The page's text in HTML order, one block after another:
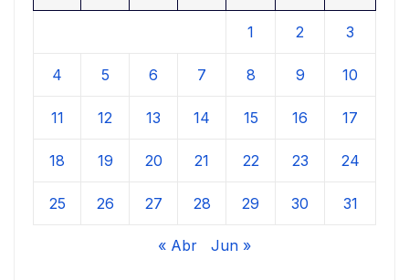
1 2 3
4 5 6 7 8 9 10
11 12 13 14 15 16 17
18 19 20 21 22 23 24
25 26 27 28 29 30 31
« Abr Jun »